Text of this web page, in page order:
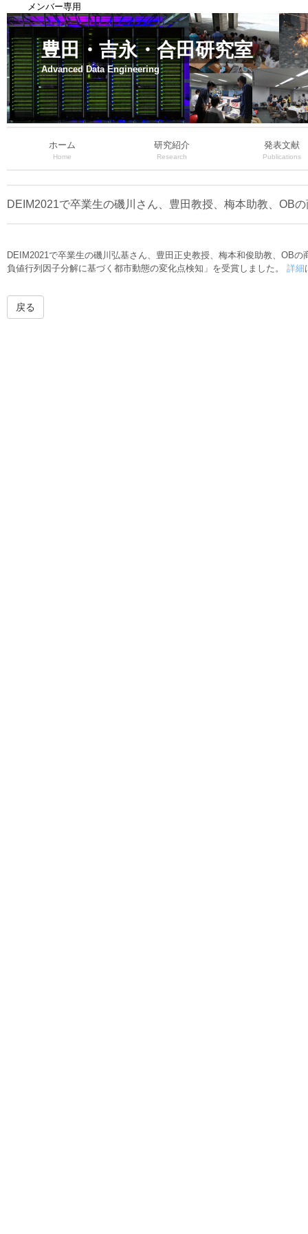
メンバー専用
豊田・吉永・合田研究室
Advanced Data Engineering
ホーム
Home
研究紹介
Research
発表文献
Publications
DEIM2021で卒業生の磯川さん、豊田教授、梅本助教、OB
DEIM2021で卒業生の磯川弘基さん、豊田正史教授、梅本和俊助教、OB
負値行列因子分解に基づく都市動態の変化点検知」を受賞しました。 詳細
戻る